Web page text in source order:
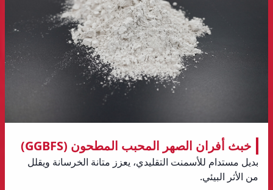
خبث أفران الصهر المحبب المطحون (GGBFS)
بديل مستدام للأسمنت التقليدي، يعزز متانة الخرسانة ويقلل
من الأثر البيئي.